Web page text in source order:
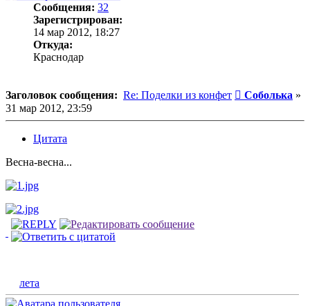
Сообщения: 32
Зарегистрирован:
14 мар 2012, 18:27
Откуда:
Краснодар
Заголовок сообщения: Re: Поделки из конфет Сообщение
Соболька »
31 мар 2012, 23:59
Цитата
Весна-весна...
лета